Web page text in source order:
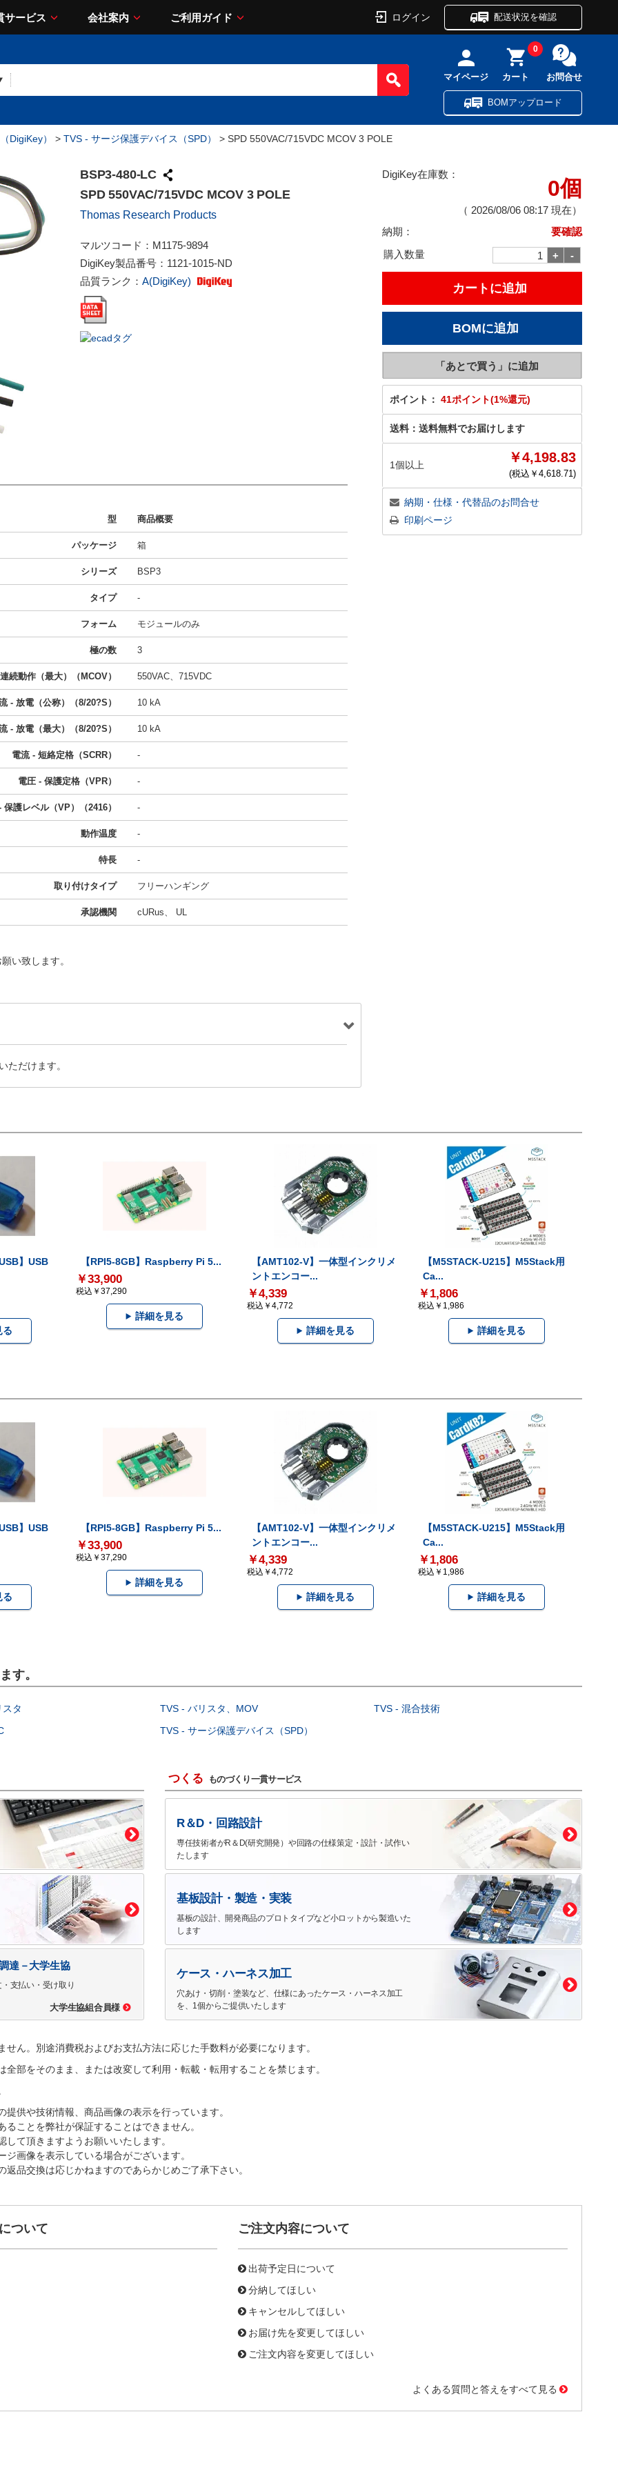
サービス 会社案内 ご利用ガイド ログイン 配送状況を確認
マイページ カート
0
お問合せ
BOMアップロード
DigiKey） > TVS - サージ保護デバイス（SPD） > SPD 550VAC/715VDC MCOV 3 POLE
BSP3-480-LC
SPD 550VAC/715VDC MCOV 3 POLE
Thomas Research Products
マルツコード： M1175-9894
DigiKey製品番号： 1121-1015-ND
品質ランク： A(DigiKey)
DigiKey在庫数：
0個
（ 2026/08/06 08:17 現在）
納期：
要確認
購入数量
ポイント： 41ポイント(1%還元)
送料： 送料無料でお届けします
1個以上 ￥4,198.83
(税込￥ 4,618.71)
納期・仕様・代替品のお問合せ
印刷ページ
型 商品概要
パッケージ 箱
シリーズ BSP3
タイプ -
フォーム モジュールのみ
極の数 3
続動作（最大）（MCOV） 550VAC、715VDC
- 放電（公称）（8/20?S） 10 kA
- 放電（最大）（8/20?S） 10 kA
電流 - 短絡定格（SCRR） -
電圧 - 保護定格（VPR） -
保護レベル（VP）（2416） -
動作温度 -
特長 -
取り付けタイプ フリーハンギング
承認機関 cURus、 UL
い致します。
ただけます。
】USB
る
【RPI5-8GB】Raspberry Pi 5...
￥33,900
税込￥37,290
詳細を見る
【AMT102-V】一体型インクリメ
ントエンコー...
￥4,339
税込￥4,772
詳細を見る
【M5STACK-U215】M5Stack用
Ca...
￥1,806
税込￥1,986
詳細を見る
】USB
る
【RPI5-8GB】Raspberry Pi 5...
￥33,900
税込￥37,290
詳細を見る
【AMT102-V】一体型インクリメ
ントエンコー...
￥4,339
税込￥4,772
詳細を見る
【M5STACK-U215】M5Stack用
Ca...
￥1,806
税込￥1,986
詳細を見る
す。
タ TVS - バリスタ、MOV
TVS - 混合技術
TVS - サージ保護デバイス（SPD）
達－大学生協
支払い・受け取り
大学生協組合員様
つくる ものづくり一貫サービス
R＆D・回路設計
専任技術者がR＆D(研究開発）や回路の仕様策定・設計・試作い
たします
基板設計・製造・実装
基板の設計、開発商品のプロトタイプなど小ロットから製造いた
します
ケース・ハーネス加工
穴あけ・切削・塗装など、仕様にあったケース・ハーネス加工
を、1個からご提供いたします
ん。別途消費税およびお支払方法に応じた手数料が必要になります。
部をそのまま、または改変して利用・転載・転用することを禁じます。
供や技術情報、商品画像の表示を行っています。
ことを弊社が保証することはできません。
て頂きますようお願いいたします。
画像を表示している場合がございます。
品交換は応じかねますのであらかじめご了承下さい。
ついて ご注文内容について
出荷予定日について
分納してほしい
キャンセルしてほしい
お届け先を変更してほしい
ご注文内容を変更してほしい
よくある質問と答えをすべて見る